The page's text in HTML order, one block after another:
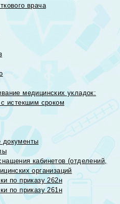
врача
медицинских укладок:
истекшим сроком
документы
кабинетов (отделений,
организаций
по приказу 262н
по приказу 261н